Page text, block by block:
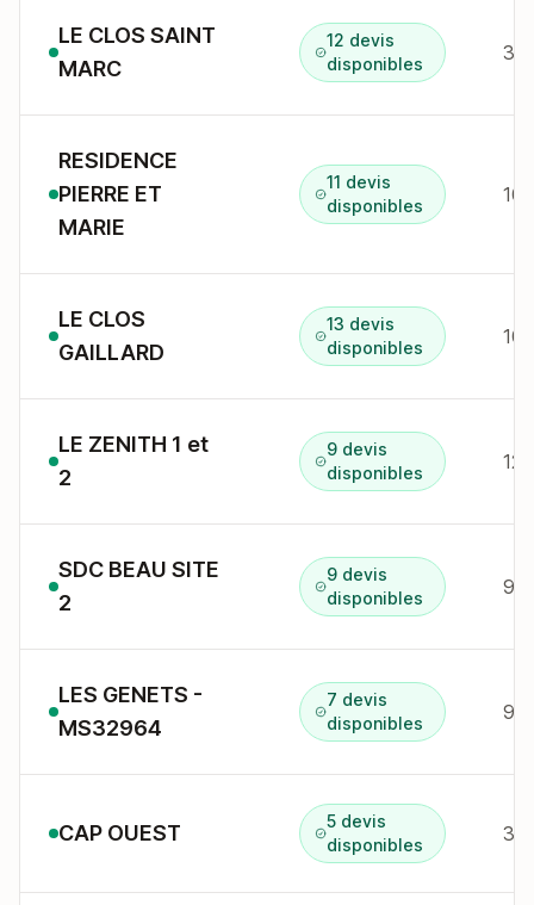
LE CLOS SAINT
MARC
12 devis
disponibles
38
RESIDENCE
PIERRE ET
MARIE
11 devis
disponibles
LE CLOS
GAILLARD
13 devis
disponibles
LE ZENITH 1 et
2
9 devis
disponibles
12
SDC BEAU SITE
2
9 devis
disponibles
9
LES GENETS -
MS32964
7 devis
disponibles
CAP OUEST
5 devis
disponibles
3 r